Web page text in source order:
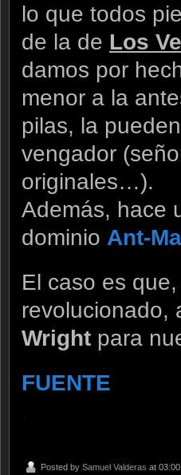
lo que todos
de la de Los
damos por
menor a la
pilas, la
vengador
originales…).
Además, hace
dominio Ant-
El caso es
revolucionado,
Wright para
FUENTE
Posted by Samuel Valderas at 03:00